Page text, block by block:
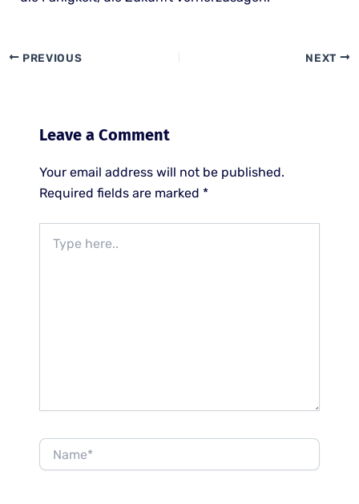
PREVIOUS NEXT
Leave a Comment
Your email address will not be published.
Required fields are marked *
here..
Name*